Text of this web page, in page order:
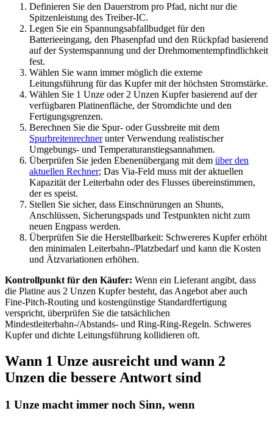
Definieren Sie den Dauerstrom pro Pfad, nicht nur die
Spitzenleistung des Treiber-IC.
Legen Sie ein Spannungsabfallbudget für den
Batterieeingang, den Phasenpfad und den Rückpfad basierend
auf der Systemspannung und der Drehmomentempfindlichkeit
fest.
Wählen Sie wann immer möglich die externe
Leitungsführung für das Kupfer mit der höchsten Stromstärke.
Wählen Sie 1 Unze oder 2 Unzen Kupfer basierend auf der
verfügbaren Platinenfläche, der Stromdichte und den
Fertigungsgrenzen.
Berechnen Sie die Spur- oder Gussbreite mit dem
Spurbreitenrechnerunter Verwendung realistischer
Umgebungs- und Temperaturanstiegsannahmen.
Überprüfen Sie jeden Ebenenübergang mit dem über den
aktuellen Rechner; Das Via-Feld muss mit der aktuellen
Kapazität der Leiterbahn oder des Flusses übereinstimmen,
der es speist.
Stellen Sie sicher, dass Einschnürungen an Shunts,
Anschlüssen, Sicherungspads und Testpunkten nicht zum
neuen Engpass werden.
Überprüfen Sie die Herstellbarkeit: Schwereres Kupfer erhöht
den minimalen Leiterbahn-/Platzbedarf und kann die Kosten
und Ätzvariationen erhöhen.
Kontrollpunkt für den Käufer: Wenn ein Lieferant angibt, dass
die Platine aus 2 Unzen Kupfer besteht, das Angebot aber auch
Fine-Pitch-Routing und kostengünstige Standardfertigung
verspricht, überprüfen Sie die tatsächlichen
Mindestleiterbahn-/Abstands- und Ring-Ring-Regeln. Schweres
Kupfer und dichte Leitungsführung kollidieren oft.
Wann 1 Unze ausreicht und wann 2
Unzen die bessere Antwort sind
1 Unze macht immer noch Sinn, wenn